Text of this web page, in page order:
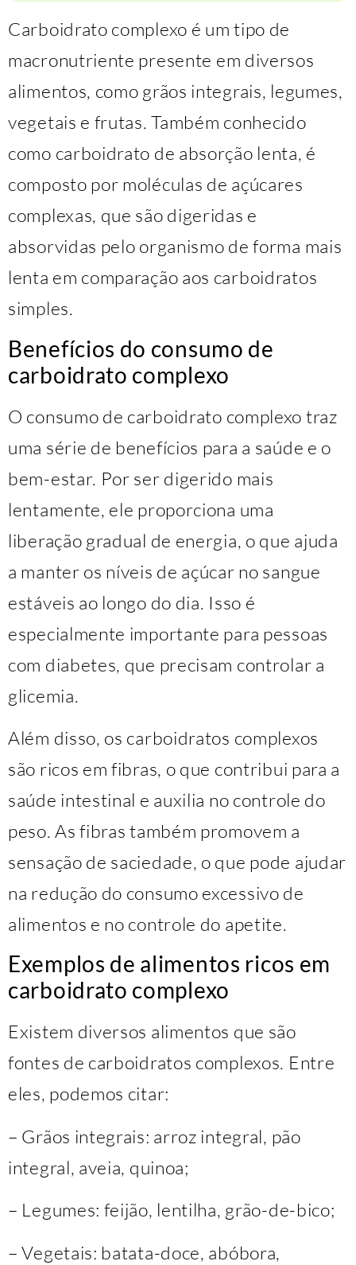
Carboidrato complexo é um tipo de
macronutriente presente em diversos
alimentos, como grãos integrais, legumes,
vegetais e frutas. Também conhecido
como carboidrato de absorção lenta, é
composto por moléculas de açúcares
complexas, que são digeridas e
absorvidas pelo organismo de forma mais
lenta em comparação aos carboidratos
simples.
Benefícios do consumo de
carboidrato complexo
O consumo de carboidrato complexo traz
uma série de benefícios para a saúde e o
bem-estar. Por ser digerido mais
lentamente, ele proporciona uma
liberação gradual de energia, o que ajuda
a manter os níveis de açúcar no sangue
estáveis ao longo do dia. Isso é
especialmente importante para pessoas
com diabetes, que precisam controlar a
glicemia.
Além disso, os carboidratos complexos
são ricos em fibras, o que contribui para a
saúde intestinal e auxilia no controle do
peso. As fibras também promovem a
sensação de saciedade, o que pode ajudar
na redução do consumo excessivo de
alimentos e no controle do apetite.
Exemplos de alimentos ricos em
carboidrato complexo
Existem diversos alimentos que são
fontes de carboidratos complexos. Entre
eles, podemos citar:
– Grãos integrais: arroz integral, pão
integral, aveia, quinoa;
– Legumes: feijão, lentilha, grão-de-bico;
– Vegetais: batata-doce, abóbora,